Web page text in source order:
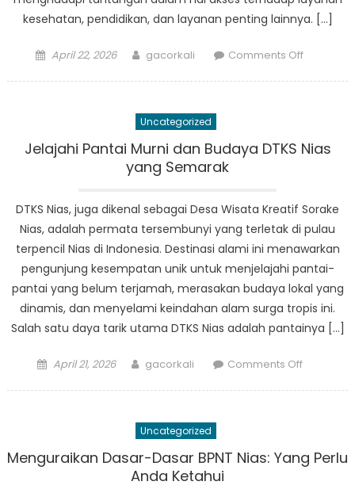
kesehatan, pendidikan, dan layanan penting lainnya. […]
Posted
April 22, 2026 Author
gacorkali Comments Offon
Uncategorized
Jelajahi Pantai Murni dan Budaya DTKS Nias
yang Semarak
DTKS Nias, juga dikenal sebagai Desa Wisata Kreatif Sorake
Nias, adalah permata tersembunyi yang terletak di pulau
terpencil Nias di Indonesia. Destinasi alami ini menawarkan
pengunjung kesempatan unik untuk menjelajahi pantai-
pantai yang belum terjamah, merasakan budaya lokal yang
dinamis, dan menyelami keindahan alam surga tropis ini.
Salah satu daya tarik utama DTKS Nias adalah pantainya […]
Posted
April 21, 2026 Author
gacorkali Comments Offon
Budaya
DTKS
Uncategorized
Menguraikan Dasar-Dasar BPNT Nias: Yang Perlu
Anda Ketahui